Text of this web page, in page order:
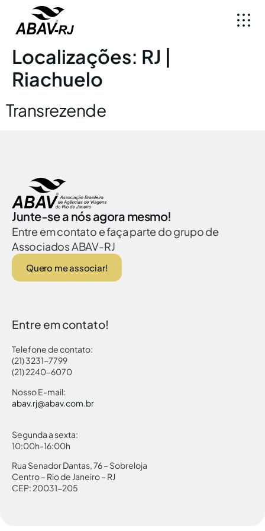
Localizações: RJ |
Riachuelo
Transrezende
Junte-se a nós agora mesmo!
Entre em contato e faça parte do grupo de
Associados ABAV-RJ
Quero me associar!
Entre em contato!
Telefone de contato:
(21) 3231-7799
(21) 2240-6070
Nosso E-mail:
abav.rj@abav.com.br
Segunda a sexta:
10:00h-16:00h
Rua Senador Dantas, 76 – Sobreloja
Centro – Rio de Janeiro – RJ
CEP: 20031-205